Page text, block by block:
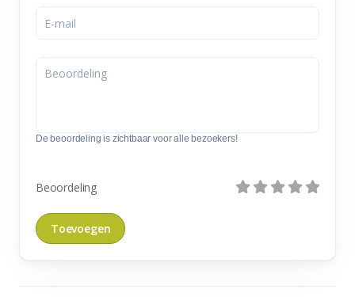
De beoordeling is zichtbaar voor alle bezoekers!
Beoordeling